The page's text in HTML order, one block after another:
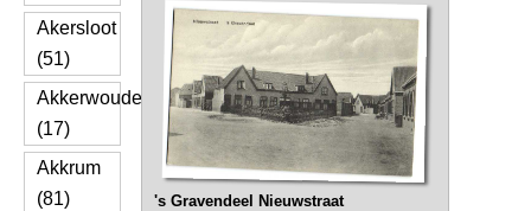
Akersloot
(51)
Akkerwoude
(17)
Akkrum
(81)
's Gravendeel Nieuwstraat